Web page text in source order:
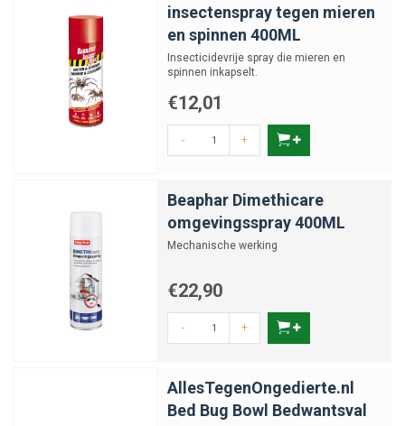
insectenspray tegen mieren
en spinnen 400ML
Insecticidevrije spray die mieren en
spinnen inkapselt.
€12,01
- +
Beaphar Dimethicare
omgevingsspray 400ML
Mechanische werking
€22,90
- +
AllesTegenOngedierte.nl
Bed Bug Bowl Bedwantsval